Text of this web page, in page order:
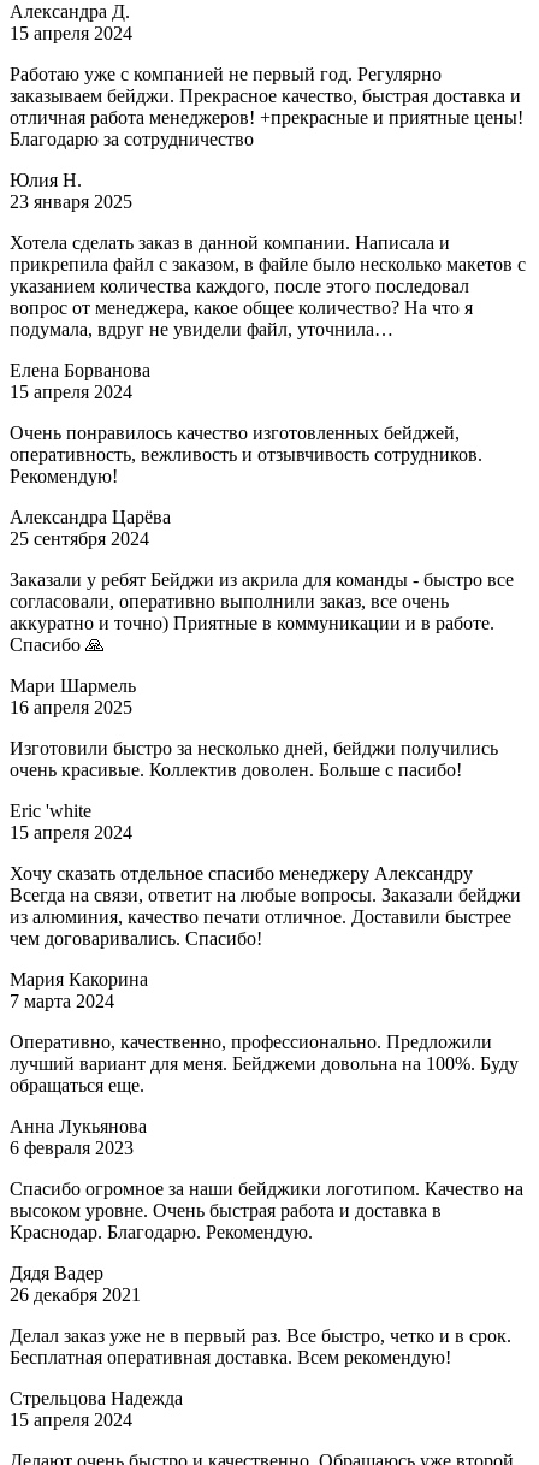
Александра Д.
15 апреля 2024
Работаю уже с компанией не первый год. Регулярно
заказываем бейджи. Прекрасное качество, быстрая доставка и
отличная работа менеджеров! +прекрасные и приятные цены!
Благодарю за сотрудничество
Юлия Н.
23 января 2025
Хотела сделать заказ в данной компании. Написала и
прикрепила файл с заказом, в файле было несколько макетов с
указанием количества каждого, после этого последовал
вопрос от менеджера, какое общее количество? На что я
подумала, вдруг не увидели файл, уточнила…
Елена Борванова
15 апреля 2024
Очень понравилось качество изготовленных бейджей,
оперативность, вежливость и отзывчивость сотрудников.
Рекомендую!
Александра Царёва
25 сентября 2024
Заказали у ребят Бейджи из акрила для команды - быстро все
согласовали, оперативно выполнили заказ, все очень
аккуратно и точно) Приятные в коммуникации и в работе.
Спасибо 🙏
Мари Шармель
16 апреля 2025
Изготовили быстро за несколько дней, бейджи получились
очень красивые. Коллектив доволен. Больше с пасибо!
Eric 'white
15 апреля 2024
Хочу сказать отдельное спасибо менеджеру Александру
Всегда на связи, ответит на любые вопросы. Заказали бейджи
из алюминия, качество печати отличное. Доставили быстрее
чем договаривались. Спасибо!
Мария Какорина
7 марта 2024
Оперативно, качественно, профессионально. Предложили
лучший вариант для меня. Бейджеми довольна на 100%. Буду
обращаться еще.
Анна Лукьянова
6 февраля 2023
Спасибо огромное за наши бейджики логотипом. Качество на
высоком уровне. Очень быстрая работа и доставка в
Краснодар. Благодарю. Рекомендую.
Дядя Вадер
26 декабря 2021
Делал заказ уже не в первый раз. Все быстро, четко и в срок.
Бесплатная оперативная доставка. Всем рекомендую!
Стрельцова Надежда
15 апреля 2024